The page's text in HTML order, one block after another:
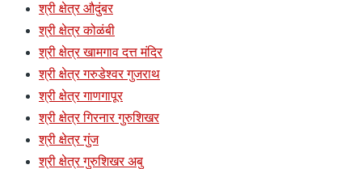
श्री क्षेत्र औदुंबर
श्री क्षेत्र कोळंबी
श्री क्षेत्र खामगाव दत्त मंदिर
श्री क्षेत्र गरुडेश्वर गुजराथ
श्री क्षेत्र गाणगापूर
श्री क्षेत्र गिरनार गुरुशिखर
श्री क्षेत्र गुंज
श्री क्षेत्र गुरुशिखर अबु